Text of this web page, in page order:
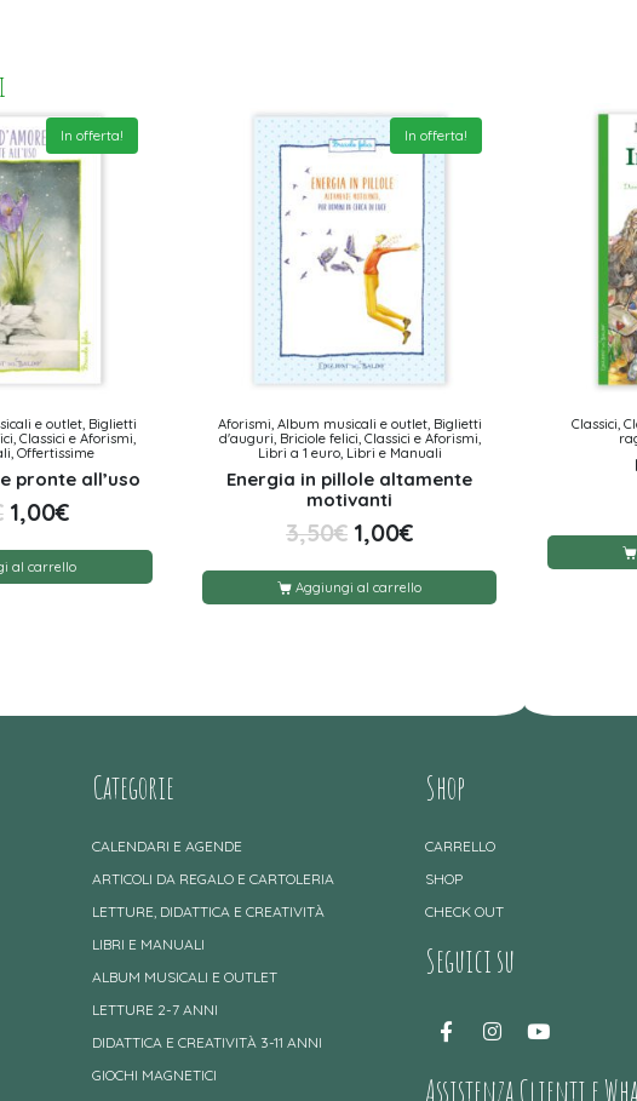
In offerta!
e outlet, Biglietti
Classici e Aforismi,
Offertissime
pronte all’uso
1,00€
al carrello
In offerta!
Aforismi, Album musicali e outlet, Biglietti
d'auguri, Briciole felici, Classici e Aforismi,
Libri a 1 euro, Libri e Manuali
Energia in pillole altamente
motivanti
3,50€ 1,00€
Aggiungi al carrello
Classici,
Categorie
CALENDARI E AGENDE
ARTICOLI DA REGALO E CARTOLERIA
LETTURE, DIDATTICA E CREATIVITÀ
LIBRI E MANUALI
ALBUM MUSICALI E OUTLET
LETTURE 2-7 ANNI
DIDATTICA E CREATIVITÀ 3-11 ANNI
GIOCHI MAGNETICI
Shop
CARRELLO
SHOP
CHECK OUT
Seguici su
Assistenza Clienti e